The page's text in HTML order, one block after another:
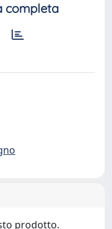
completa
prodotto.